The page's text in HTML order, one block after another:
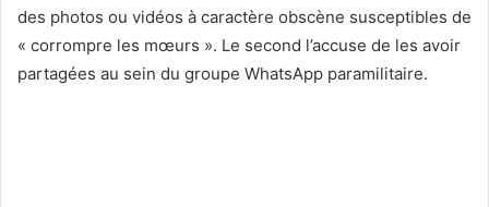
des photos ou vidéos à caractère obscène susceptibles de
« corrompre les mœurs ». Le second l’accuse de les avoir
partagées au sein du groupe WhatsApp paramilitaire.